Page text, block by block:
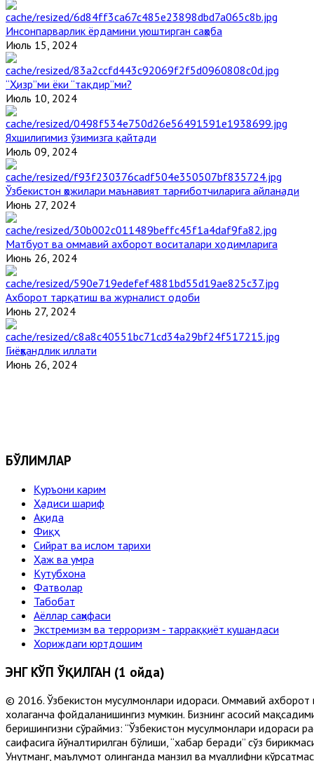
Инсонпарварлик ёрдамини уюштирган саҳоба
Июль 15, 2024
“Ҳизр”ми ёки “тақдир”ми?
Июль 10, 2024
Яхшилигимиз ўзимизга қайтади
Июль 09, 2024
Ўзбекистон ҳожилари маънавият тарғиботчиларига айланади
Июнь 27, 2024
Матбуот ва оммавий ахборот воситалари ходимларига
Июнь 26, 2024
Ахборот тарқатиш ва журналист одоби
Июнь 27, 2024
Гиёҳвандлик иллати
Июнь 26, 2024
БЎЛИМЛАР
Қуръони карим
Ҳадиси шариф
Ақида
Фиқҳ
Сийрат ва ислом тарихи
Ҳаж ва умра
Кутубхона
Фатволар
Табобат
Аёллар саҳифаси
Экстремизм ва терроризм - тарраққиёт кушандаси
Хориждаги юртдошим
ЭНГ КЎП ЎҚИЛГАН (1 ойда)
© 2016. Ўзбекистон мусулмонлари идораси. Оммавий ахборот
хоҳлаганча фойдаланишингиз мумкин. Бизнинг асосий
беришингизни сўраймиз: “Ўзбекистон мусулмонлари идораси
саҳифасига йўналтирилган бўлиши, “хабар беради” сўз
Унутманг, маълумот олинганда манзил ва муаллифни